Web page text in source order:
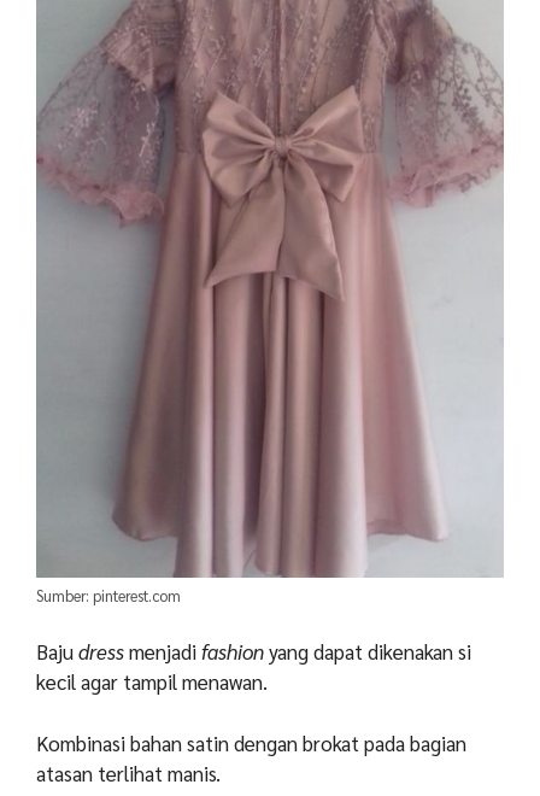
Sumber: pinterest.com
Bajudressmenjadifashionyang dapat dikenakan si
kecil agar tampil menawan.
Kombinasi bahan satin dengan brokat pada bagian
atasan terlihat manis.